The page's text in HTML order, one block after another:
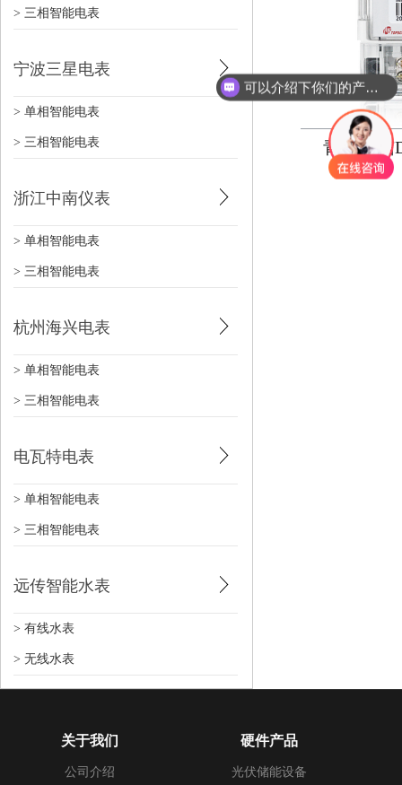
> 三相智能电表
宁波三星电表
> 单相智能电表
> 三相智能电表
浙江中南仪表
> 单相智能电表
> 三相智能电表
杭州海兴电表
> 单相智能电表
> 三相智能电表
电瓦特电表
> 单相智能电表
> 三相智能电表
远传智能水表
> 有线水表
> 无线水表
青岛鼎信
关于我们
公司介绍
硬件产品
光伏储能设备
可以介绍下你们的产品么？